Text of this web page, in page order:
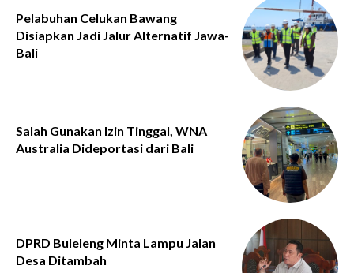
Pelabuhan Celukan Bawang
Disiapkan Jadi Jalur Alternatif Jawa-
Bali
Salah Gunakan Izin Tinggal, WNA
Australia Dideportasi dari Bali
DPRD Buleleng Minta Lampu Jalan
Desa Ditambah